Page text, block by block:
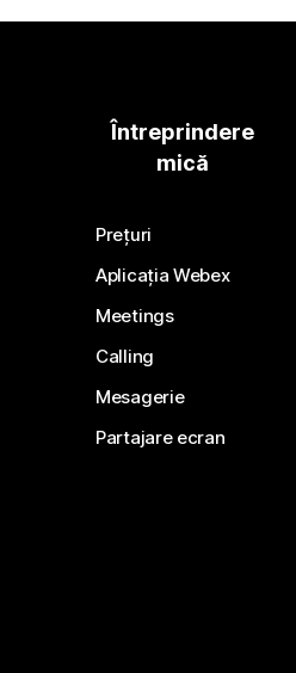
Întreprindere
mică
Prețuri
Aplicația Webex
Meetings
Calling
Mesagerie
Partajare ecran